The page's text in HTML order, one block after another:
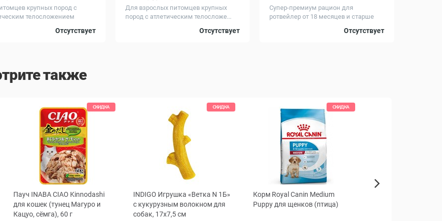
крупных пород с
телосложением
Отсутствует
12
Для взрослых питомцев крупных
пород с атлетическим телосложе...
Отсутствует
14
Супер-премиум рацион для
ротвейлер от 18 месяцев и старше
Отсутствует
12
также
СКИДКА
Пауч INABA CIAO Kinnodashi
для кошек (тунец Магуро и
Кацуо, сёмга), 60 г
СКИДКА
INDIGO Игрушка «Ветка N 1Б»
с кукурузным волокном для
собак, 17x7,5 см
СКИДКА
Корм Royal Canin Medium
Puppy для щенков (птица)